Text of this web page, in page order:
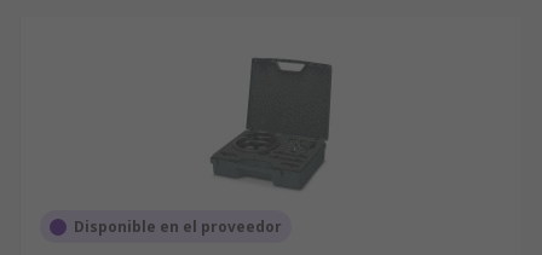
Disponible en el proveedor